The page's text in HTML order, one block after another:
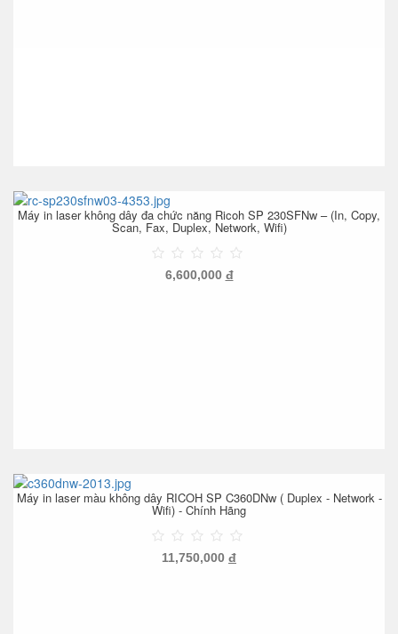
Máy in laser không dây đa chức năng Ricoh SP 230SFNw – (In, Copy,
Scan, Fax, Duplex, Network, Wifi)
6,600,000 đ
Máy in laser màu không dây RICOH SP C360DNw ( Duplex - Network -
Wifi) - Chính Hãng
11,750,000 đ